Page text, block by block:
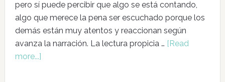
pero sí puede percibir que algo se está contando,
algo que merece la pena ser escuchado porque los
demás están muy atentos y reaccionan según
avanza la narración. La lectura propicia … [Read
more...]